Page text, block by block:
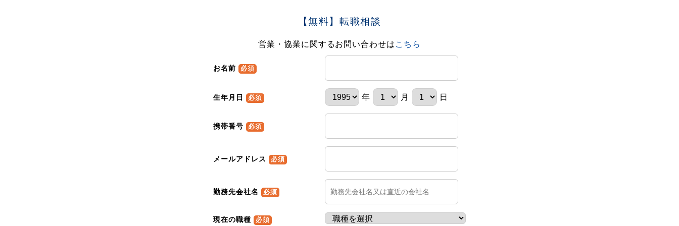
【無料】転職相談
営業・協業に関するお問い合わせは こちら
お名前 必須
生年月日 必須 年 月 日
携帯番号 必須
メールアドレス 必須
勤務先会社名 必須
現在の職種 必須